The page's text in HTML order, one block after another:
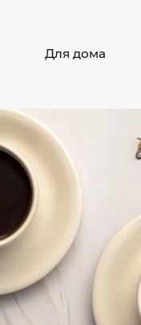
Для дома